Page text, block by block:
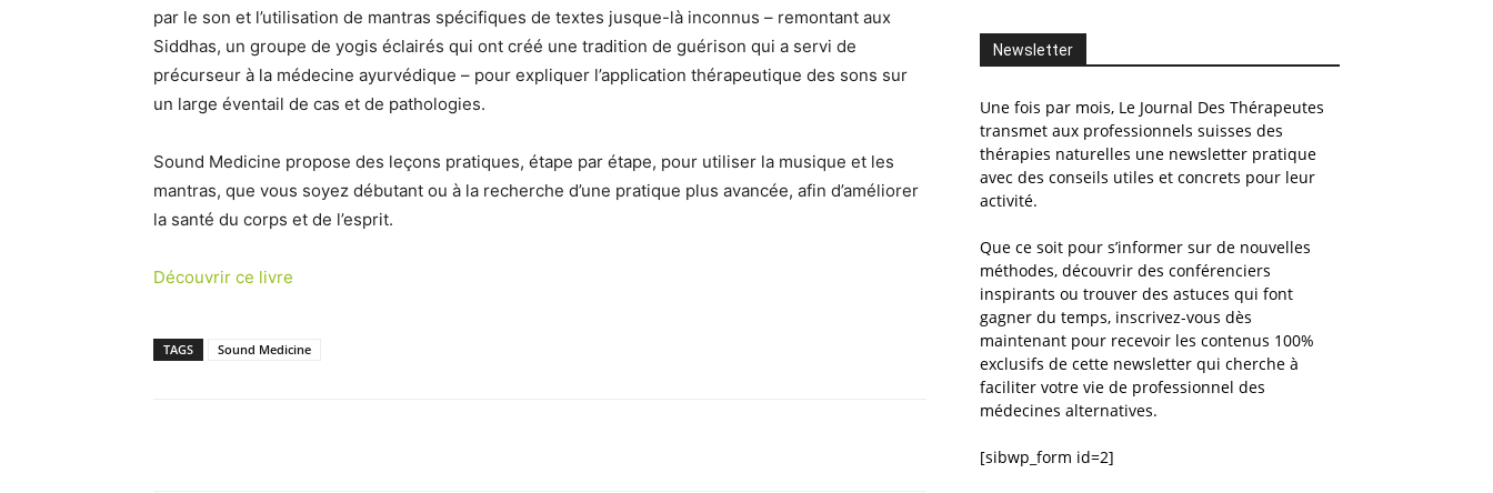
par le son et l’utilisation de mantras spécifiques de textes jusque-là inconnus – remontant aux
Siddhas, un groupe de yogis éclairés qui ont créé une tradition de guérison qui a servi de
précurseur à la médecine ayurvédique – pour expliquer l’application thérapeutique des sons sur
un large éventail de cas et de pathologies.
Sound Medicine propose des leçons pratiques, étape par étape, pour utiliser la musique et les
mantras, que vous soyez débutant ou à la recherche d’une pratique plus avancée, afin d’améliorer
la santé du corps et de l’esprit.
Découvrir ce livre
TAGS Sound Medicine
Newsletter
Une fois par mois, Le Journal Des Thérapeutes
transmet aux professionnels suisses des
thérapies naturelles une newsletter pratique
avec des conseils utiles et concrets pour leur
activité.
Que ce soit pour s’informer sur de nouvelles
méthodes, découvrir des conférenciers
inspirants ou trouver des astuces qui font
gagner du temps, inscrivez-vous dès
maintenant pour recevoir les contenus 100%
exclusifs de cette newsletter qui cherche à
faciliter votre vie de professionnel des
médecines alternatives.
[sibwp_form id=2]